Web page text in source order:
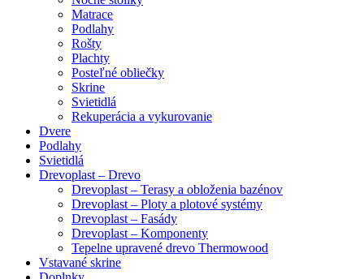
Matrace
Podlahy
Rošty
Plachty
Posteľné obliečky
Skrine
Svietidlá
Rekuperácia a vykurovanie
Dvere
Podlahy
Svietidlá
Drevoplast – Drevo
Drevoplast – Terasy a obloženia bazénov
Drevoplast – Ploty a plotové systémy
Drevoplast – Fasády
Drevoplast – Komponenty
Tepelne upravené drevo Thermowood
Vstavané skrine